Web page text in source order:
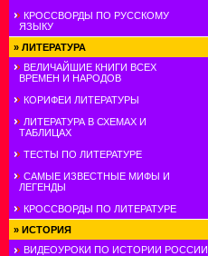
КРОССВОРДЫ ПО РУССКОМУ
ЯЗЫКУ
» ЛИТЕРАТУРА
ВЕЛИЧАЙШИЕ КНИГИ ВСЕХ
ВРЕМЕН И НАРОДОВ
КОРИФЕИ ЛИТЕРАТУРЫ
ЛИТЕРАТУРА В СХЕМАХ И
ТАБЛИЦАХ
ТЕСТЫ ПО ЛИТЕРАТУРЕ
САМЫЕ ИЗВЕСТНЫЕ МИФЫ И
ЛЕГЕНДЫ
КРОССВОРДЫ ПО ЛИТЕРАТУРЕ
» ИСТОРИЯ
ВИДЕОУРОКИ ПО ИСТОРИИ РОССИИ